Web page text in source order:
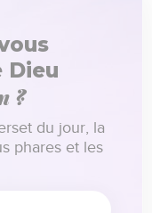
Dieu
?
du jour, la
phares et les